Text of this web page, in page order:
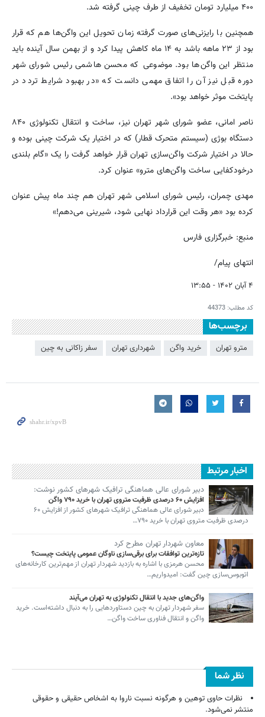
۴۰۰ میلیارد تومان تخفیف از طرف چینی گرفته شد.
همچنین با رایزنی‌های صورت گرفته زمان تحویل این واگن‌ها هم که قرار
بود از ۲۳ ماهه باشد به ۱۴ ماه کاهش پیدا کرد و از بهمن سال آینده باید
منتظر این واگن‌ها بود. موضوعی که محسن هاشمی رئیس شورای شهر
دوره قبل نیز آن را اتفاق مهمی دانست که «در بهبود شرایط تردد در
پایتخت موثر خواهد بود».
ناصر امانی، عضو شورای شهر تهران نیز، ساخت و انتقال تکنولوژی ۸۴۰
دستگاه بوژی (سیستم متحرک قطار) که در اختیار یک شرکت چینی بوده و
حالا در اختیار شرکت واگن‌سازی تهران قرار خواهد گرفت را یک «گام بلندی
درخودکفایی ساخت واگن‌های مترو» عنوان کرد.
مهدی چمران، رئیس شورای اسلامی شهر تهران هم چند ماه پیش عنوان
کرده بود «هر وقت این قرارداد نهایی شود، شیرینی می‌دهم!»
منبع: خبرگزاری فارس
انتهای پیام/
۴ آبان ۱۴۰۲ - ۱۳:۵۵
کد مطلب: 44373
برچسب‌ها
مترو تهران خرید واگن شهرداری تهران سفر زاکانی به چین
اخبار مرتبط
دبیر شورای عالی هماهنگی ترافیک شهرهای کشور نوشت:
افزایش ۶۰ درصدی ظرفیت متروی تهران با خرید ۷۹۰ واگن
دبیر شورای عالی هماهنگی ترافیک شهرهای کشور از افزایش ۶۰
درصدی ظرفیت متروی تهران با خرید ۷۹۰…
معاون شهردار تهران مطرح کرد
تازه‌ترین توافقات برای برقی‌سازی ناوگان عمومی پایتخت چیست؟
محسن هرمزی با اشاره به بازدید شهردار تهران از مهم‌ترین کارخانه‌های
اتوبوس‌سازی چین گفت: امیدواریم…
واگن‌های جدید با انتقال تکنولوژی به تهران می‌آیند
سفر شهردار تهران به چین دستاوردهایی را به دنبال داشته‌است. خرید
واگن و انتقال فناوری ساخت واگن…
نظر شما
نظرات حاوی توهین و هرگونه نسبت ناروا به اشخاص حقیقی و حقوقی
منتشر نمی‌شود.